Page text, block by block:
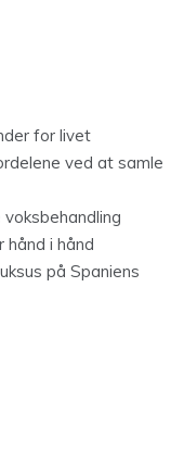
for livet
ved at samle
i hånd
på Spaniens